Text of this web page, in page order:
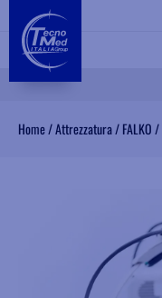
Home/Attrezzatura/ FALKO /